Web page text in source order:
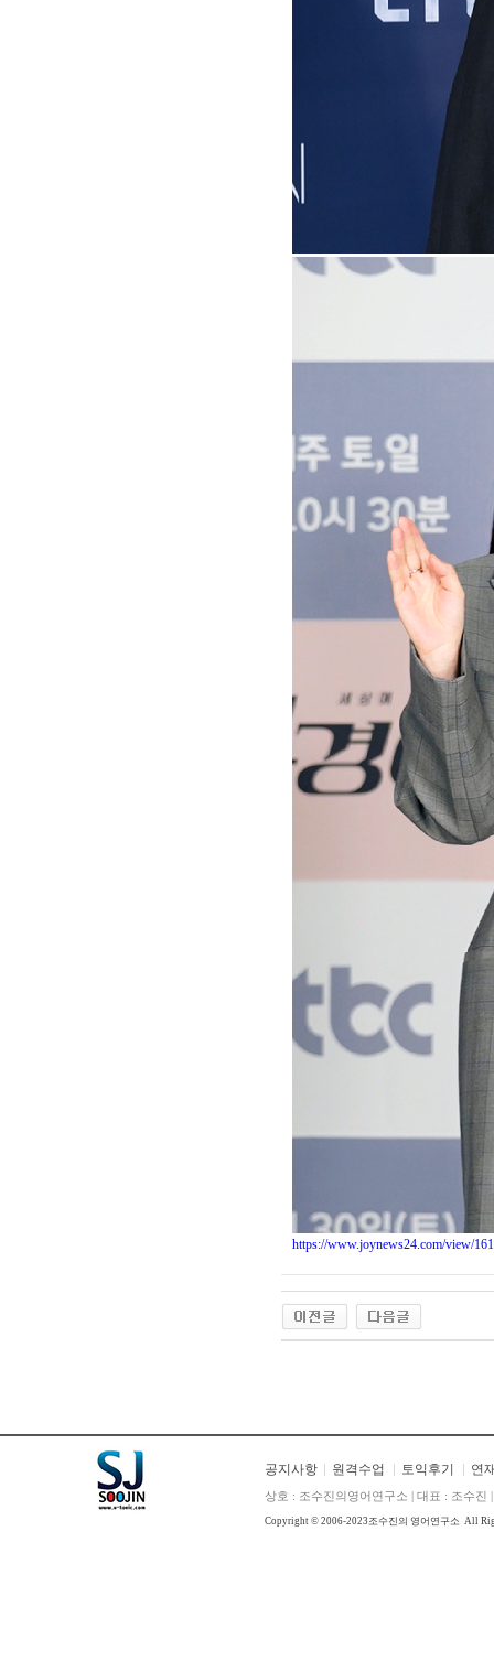
https://www.joynews24.com/view/
공지사항 원격수업 토익후기 연
상호 : 조수진의영어연구소 | 대표 : 조수진
Copyright © 2006-2023 조수진의 영어연구소 All